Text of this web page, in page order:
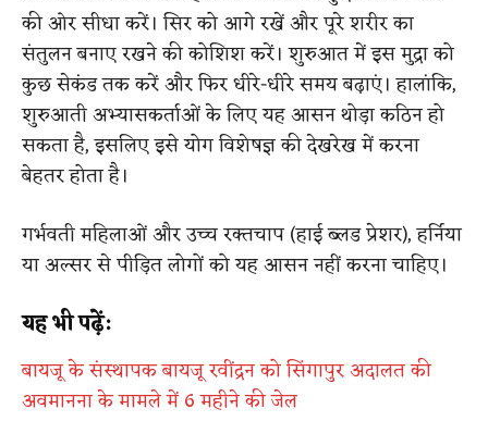
की ओर सीधा करें। सिर को आगे रखें और पूरे शरीर का
संतुलन बनाए रखने की कोशिश करें। शुरुआत में इस मुद्रा को
कुछ सेकंड तक करें और फिर धीरे-धीरे समय बढ़ाएं। हालांकि,
शुरुआती अभ्यासकर्ताओं के लिए यह आसन थोड़ा कठिन हो
सकता है, इसलिए इसे योग विशेषज्ञ की देखरेख में करना
बेहतर होता है।
गर्भवती महिलाओं और उच्च रक्तचाप (हाई ब्लड प्रेशर), हर्निया
या अल्सर से पीड़ित लोगों को यह आसन नहीं करना चाहिए।
यह भी पढ़ें:
बायजू के संस्थापक बायजू रवींद्रन को सिंगापुर अदालत की
अवमानना के मामले में 6 महीने की जेल